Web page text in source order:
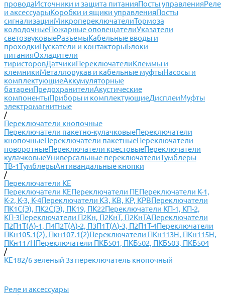
проводаИсточники и защита питанияПосты управленияРеле
и аксессуарыКоробки и ящики управленияПосты
сигнализацииМикропереключателиТормоза
колодочныеПожарные оповещателиУказатели
светозвуковыеРазъемыКабельные вводы и
проходкиПускатели и контакторыБлоки
питанияОхладители
тиристоровДатчикиПереключателиКлеммы и
клемникиМеталлорукав и кабельные муфтыНасосы и
комплектующиеАккумуляторные
батареиПредохранителиАкустические
компонентыПриборы и комплектующиеДисплеиМуфты
электромагнитные
/
Переключатели кнопочные
Переключатели пакетно-кулачковыеПереключатели
кнопочныеПереключатели пакетныеПереключатели
поворотныеПереключатели крестовыеПереключатели
кулачковыеУниверсальные переключателиТумблеры
ТВ-1ТумблерыАнтивандальные кнопки
/
Переключатели КЕ
Переключатели КЕПереключатели ПЕПереключатели К-1,
К-2, К-3, К-4Переключатели КЗ, КВ, КР, КРВПереключатели
ПК1С(Э), ПК2С(Э), ПК19, ПК22Переключатели КП-1, КП-2,
КП-3Переключатели П2Кн, П2КнТ, П2КнТАПереключатели
П2П1Т(А)-1, П4П2Т(А)-2, П3П1Т(А)-3, П2П1Т-4Переключатели
ПКн105.1(2), Пкн107.1(2)Переключатели ПКн113Н, ПКн115Н,
ПКн117НПереключатели ПКБ501, ПКБ502, ПКБ503, ПКБ504
/
КЕ182/6 зеленый 3з переключатель кнопочный
Реле и аксессуары